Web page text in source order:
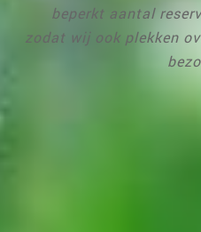
beperkt aantal
zodat wij ook plekken